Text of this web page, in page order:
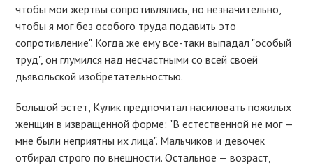
чтобы мои жертвы сопротивлялись, но незначительно,
чтобы я мог без особого труда подавить это
сопротивление". Когда же ему все-таки выпадал "особый
труд", он глумился над несчастными со всей своей
дьявольской изобретательностью.
Большой эстет, Кулик предпочитал насиловать пожилых
женщин в извращенной форме: "В естественной не мог —
мне были неприятны их лица". Мальчиков и девочек
отбирал строго по внешности. Остальное — возраст,